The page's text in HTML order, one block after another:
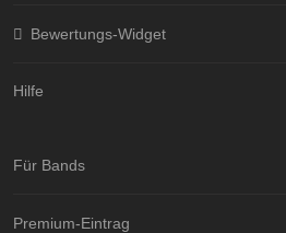
Bewertungs-Widget
Hilfe
Für Bands
Premium-Eintrag